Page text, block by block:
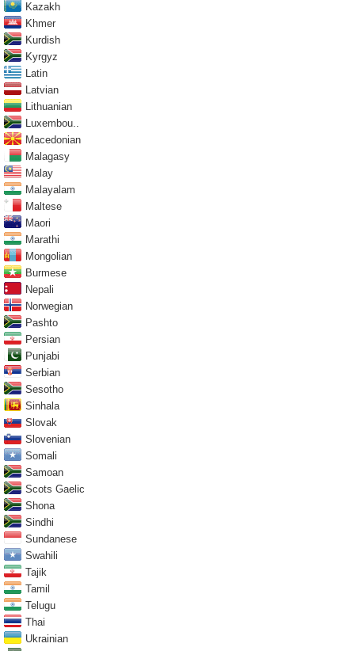
Kazakh
Khmer
Kurdish
Kyrgyz
Latin
Latvian
Lithuanian
Luxembou..
Macedonian
Malagasy
Malay
Malayalam
Maltese
Maori
Marathi
Mongolian
Burmese
Nepali
Norwegian
Pashto
Persian
Punjabi
Serbian
Sesotho
Sinhala
Slovak
Slovenian
Somali
Samoan
Scots Gaelic
Shona
Sindhi
Sundanese
Swahili
Tajik
Tamil
Telugu
Thai
Ukrainian